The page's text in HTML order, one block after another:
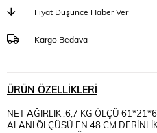
Fiyat Düşünce Haber Ver
Kargo Bedava
ÜRÜN ÖZELLIKLERI
NET AĞIRLIK :6,7 KG ÖLÇÜ
ALANI ÖLÇÜSÜ EN 48 CM